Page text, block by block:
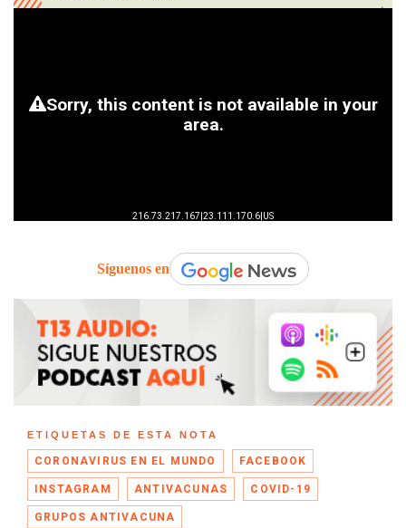
Síguenos en
ETIQUETAS DE ESTA NOTA
CORONAVIRUS EN EL MUNDO FACEBOOK
INSTAGRAM ANTIVACUNAS COVID-19
GRUPOS ANTIVACUNA